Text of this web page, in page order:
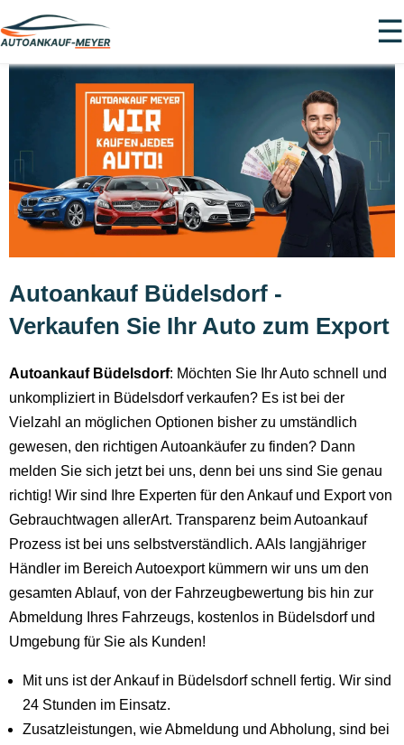
☰
Autoankauf Büdelsdorf -
Verkaufen Sie Ihr Auto zum Export
Autoankauf Büdelsdorf: Möchten Sie Ihr Auto schnell und
unkompliziert in Büdelsdorf verkaufen? Es ist bei der
Vielzahl an möglichen Optionen bisher zu umständlich
gewesen, den richtigen Autoankäufer zu finden? Dann
melden Sie sich jetzt bei uns, denn bei uns sind Sie genau
richtig! Wir sind Ihre Experten für den Ankauf und Export von
Gebrauchtwagen allerArt. Transparenz beim Autoankauf
Prozess ist bei uns selbstverständlich. AAls langjähriger
Händler im Bereich Autoexport kümmern wir uns um den
gesamten Ablauf, von der Fahrzeugbewertung bis hin zur
Abmeldung Ihres Fahrzeugs, kostenlos in Büdelsdorf und
Umgebung für Sie als Kunden!
Mit uns ist der Ankauf in Büdelsdorf schnell fertig. Wir sind
24 Stunden im Einsatz.
Zusatzleistungen, wie Abmeldung und Abholung, sind bei